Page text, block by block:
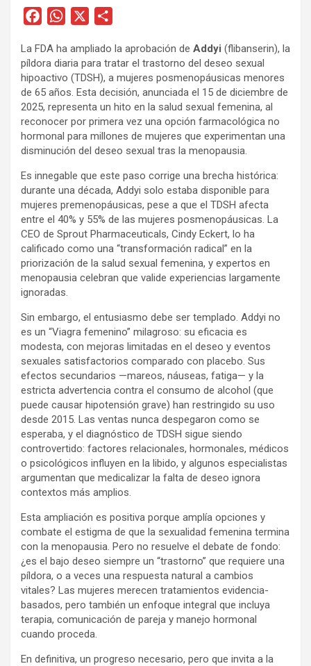
c
e
b
o
o
k
W
a
t
s
A
p
p
m
p
a
r
t
i
La FDA ha ampliado la aprobación de Addyi (flibanserin), la
píldora diaria para tratar el trastorno del deseo sexual
hipoactivo (TDSH), a mujeres posmenopáusicas menores
de 65 años. Esta decisión, anunciada el 15 de diciembre de
2025, representa un hito en la salud sexual femenina, al
reconocer por primera vez una opción farmacológica no
hormonal para millones de mujeres que experimentan una
disminución del deseo sexual tras la menopausia.
Es innegable que este paso corrige una brecha histórica:
durante una década, Addyi solo estaba disponible para
mujeres premenopáusicas, pese a que el TDSH afecta
entre el 40% y 55% de las mujeres posmenopáusicas. La
CEO de Sprout Pharmaceuticals, Cindy Eckert, lo ha
calificado como una “transformación radical” en la
priorización de la salud sexual femenina, y expertos en
menopausia celebran que valide experiencias largamente
ignoradas.
Sin embargo, el entusiasmo debe ser templado. Addyi no
es un “Viagra femenino” milagroso: su eficacia es
modesta, con mejoras limitadas en el deseo y eventos
sexuales satisfactorios comparado con placebo. Sus
efectos secundarios —mareos, náuseas, fatiga— y la
estricta advertencia contra el consumo de alcohol (que
puede causar hipotensión grave) han restringido su uso
desde 2015. Las ventas nunca despegaron como se
esperaba, y el diagnóstico de TDSH sigue siendo
controvertido: factores relacionales, hormonales, médicos
o psicológicos influyen en la libido, y algunos especialistas
argumentan que medicalizar la falta de deseo ignora
contextos más amplios.
Esta ampliación es positiva porque amplía opciones y
combate el estigma de que la sexualidad femenina termina
con la menopausia. Pero no resuelve el debate de fondo:
¿es el bajo deseo siempre un “trastorno” que requiere una
píldora, o a veces una respuesta natural a cambios
vitales? Las mujeres merecen tratamientos evidencia-
basados, pero también un enfoque integral que incluya
terapia, comunicación de pareja y manejo hormonal
cuando proceda.
En definitiva, un progreso necesario, pero que invita a la